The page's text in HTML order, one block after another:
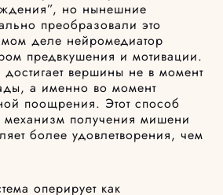
но нынешние
преобразовали это
деле нейромедиатор
предвкушения и мотивации.
достигает вершины не в момент
а именно во момент
поощрения. Этот способ
механизм получения мишени
более удовлетворения, чем
оперирует как